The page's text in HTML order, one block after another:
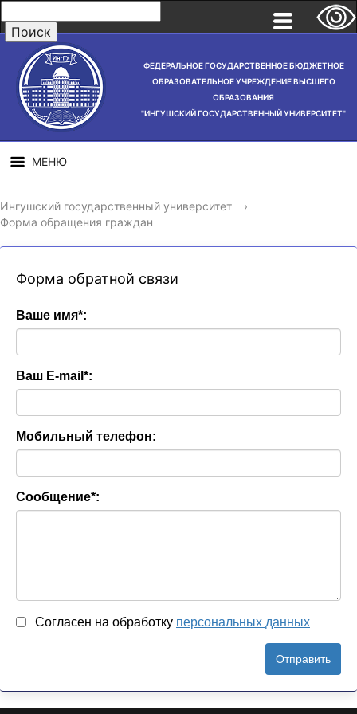
ФЕДЕРАЛЬНОЕ ГОСУДАРСТВЕННОЕ БЮДЖЕТНОЕ
ОБРАЗОВАТЕЛЬНОЕ УЧРЕЖДЕНИЕ ВЫСШЕГО
ОБРАЗОВАНИЯ
"ИНГУШСКИЙ ГОСУДАРСТВЕННЫЙ УНИВЕРСИТЕТ"
МЕНЮ
СВЕДЕНИЯ ОБ
ОБРАЗОВАТЕЛЬНОЙ
ОРГАНИЗАЦИИ
НАУЧНАЯ
ДЕЯТЕЛЬНОСТЬ
Ингушский государственный университет
›
Форма обращения граждан
Форма обратной связи
Ваше имя*:
Ваш E-mail *:
Мобильный телефон:
Сообщение*:
Согласен на обработку персональныx данных
Отправить